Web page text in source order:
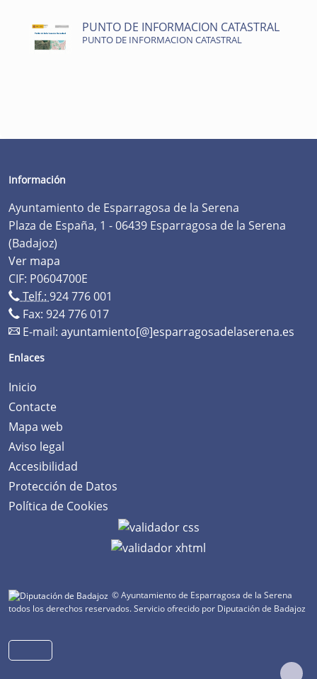
PUNTO DE INFORMACION CATASTRAL
PUNTO DE INFORMACION CATASTRAL
Información
Ayuntamiento de Esparragosa de la Serena
Plaza de España, 1 - 06439 Esparragosa de la Serena
(Badajoz)
Ver mapa
CIF: P0604700E
Telf.: 924 776 001
Fax: 924 776 017
E-mail: ayuntamiento[@]esparragosadelaserena.es
Enlaces
Inicio
Contacte
Mapa web
Aviso legal
Accesibilidad
Protección de Datos
Política de Cookies
© Ayuntamiento de Esparragosa de la Serena
todos los derechos reservados.Servicio ofrecido por Diputación de Badajoz